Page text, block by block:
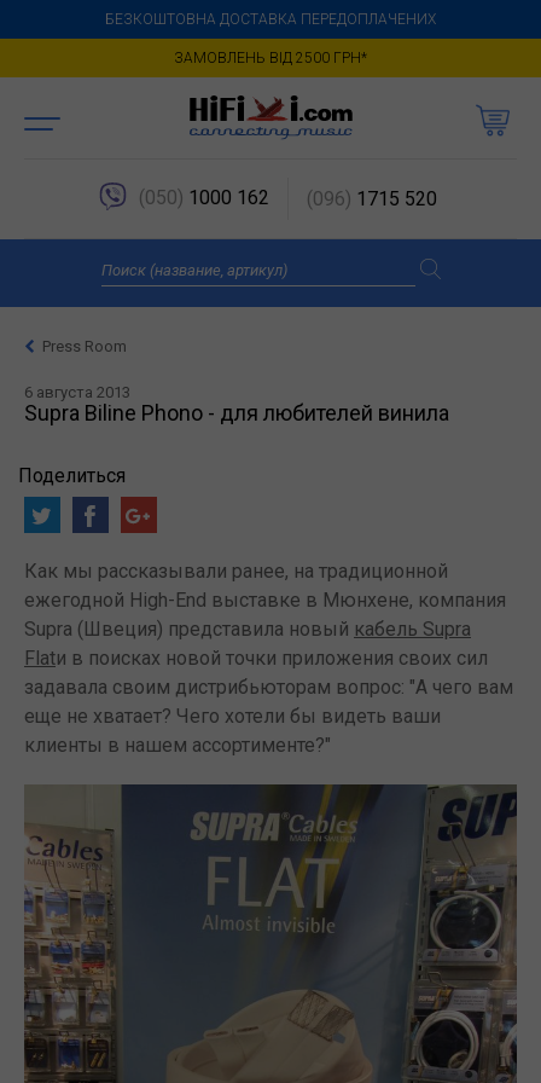
БЕЗКОШТОВНА ДОСТАВКА ПЕРЕДОПЛАЧЕНИХ
ЗАМОВЛЕНЬ ВІД 2500 ГРН*
(050) 1000 162 (096) 1715 520
Press Room
6 августа 2013
Supra Biline Phono - для любителей винила
Поделиться
Как мы рассказывали ранее, на традиционной
ежегодной High-End выставке в Мюнхене, компания
Supra (Швеция) представила новый кабель Supra
Flatи в поисках новой точки приложения своих сил
задавала своим дистрибьюторам вопрос: "А чего вам
еще не хватает? Чего хотели бы видеть ваши
клиенты в нашем ассортименте?"